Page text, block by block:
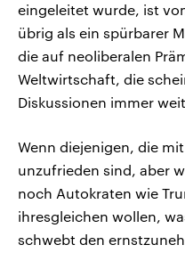
eingeleitet wurde, ist
übrig als ein spürbarer
die auf neoliberalen
Weltwirtschaft, die
Diskussionen immer
Wenn diejenigen, die
unzufrieden sind, aber
noch Autokraten wie
ihresgleichen wollen,
schwebt den